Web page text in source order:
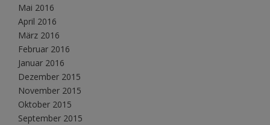
Mai 2016
April 2016
März 2016
Februar 2016
Januar 2016
Dezember 2015
November 2015
Oktober 2015
September 2015